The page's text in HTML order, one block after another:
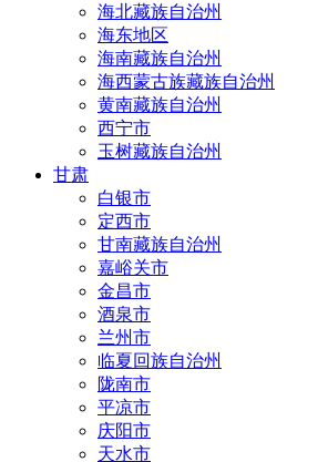
海北藏族自治州
海东地区
海南藏族自治州
海西蒙古族藏族自治州
黄南藏族自治州
西宁市
玉树藏族自治州
甘肃
白银市
定西市
甘南藏族自治州
嘉峪关市
金昌市
酒泉市
兰州市
临夏回族自治州
陇南市
平凉市
庆阳市
天水市